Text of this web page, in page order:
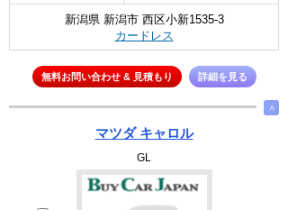
新潟県 新潟市 西区小新1535-3
カードレス
無料お問い合わせ & 見積もり 詳細を見る
∧
マツダ キャロル
GL